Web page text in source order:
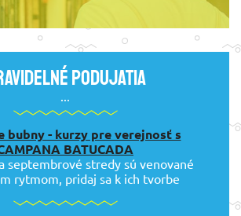
podujatia
bubny - kurzy pre verejnosť s
BATUCADA
septembrové stredy sú venované
rytmom, pridaj sa k ich tvorbe